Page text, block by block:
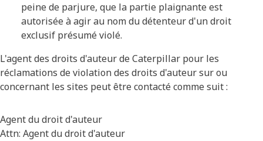
peine de parjure, que la partie plaignante est
autorisée à agir au nom du détenteur d'un droit
exclusif présumé violé.
L'agent des droits d'auteur de Caterpillar pour les
réclamations de violation des droits d'auteur sur ou
concernant les sites peut être contacté comme suit :
Agent du droit d'auteur
Attn: Agent du droit d'auteur